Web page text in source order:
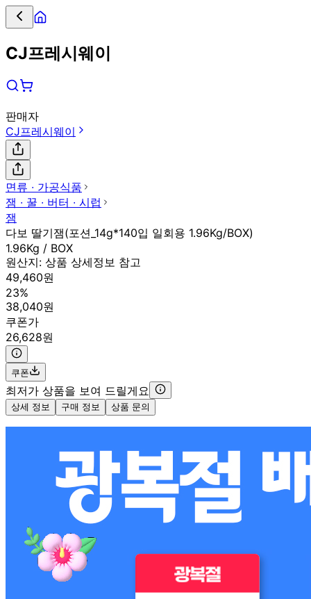
CJ프레시웨이
판매자
CJ프레시웨이
면류 ∙ 가공식품
잼 ∙ 꿀 ∙ 버터 ∙ 시럽
잼
다보 딸기잼(포션_14g*140입 일회용 1.96Kg/BOX)
1.96Kg / BOX
원산지: 상품 상세정보 참고
49,460원
23%
38,040원
쿠폰가
26,628원
쿠폰
최저가 상품을 보여 드릴게요
상세 정보 구매 정보 상품 문의